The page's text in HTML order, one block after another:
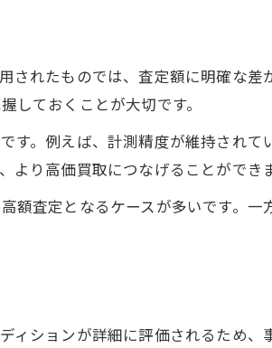
れたものでは、査定額に明確な差
ておくことが大切です。
す。例えば、計測精度が維持されて
り高価買取につなげることができま
査定となるケースが多いです。一
ィションが詳細に評価されるため、